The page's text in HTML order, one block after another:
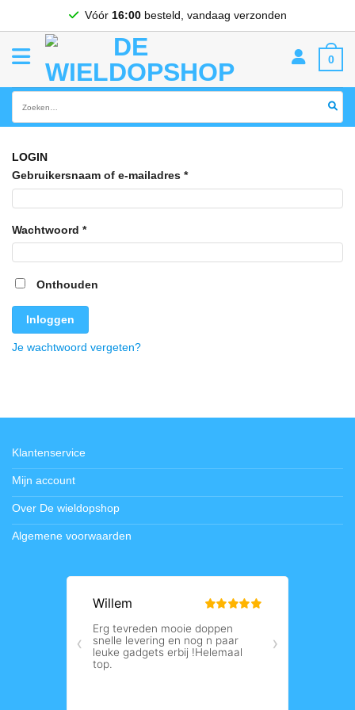
Vóór 16:00besteld, vandaag verzonden
0
LOGIN
Gebruikersnaam of e-mailadres *Vereist
Wachtwoord *Vereist
Onthouden
Inloggen
Je wachtwoord vergeten?
Klantenservice
Mijn account
Over De wieldopshop
Algemene voorwaarden